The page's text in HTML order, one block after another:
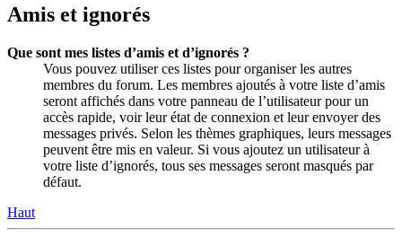
Amis et ignorés
Que sont mes listes d’amis et d’ignorés ?
Vous pouvez utiliser ces listes pour organiser les autres
membres du forum. Les membres ajoutés à votre liste d’amis
seront affichés dans votre panneau de l’utilisateur pour un
accès rapide, voir leur état de connexion et leur envoyer des
messages privés. Selon les thèmes graphiques, leurs messages
peuvent être mis en valeur. Si vous ajoutez un utilisateur à
votre liste d’ignorés, tous ses messages seront masqués par
défaut.
Haut